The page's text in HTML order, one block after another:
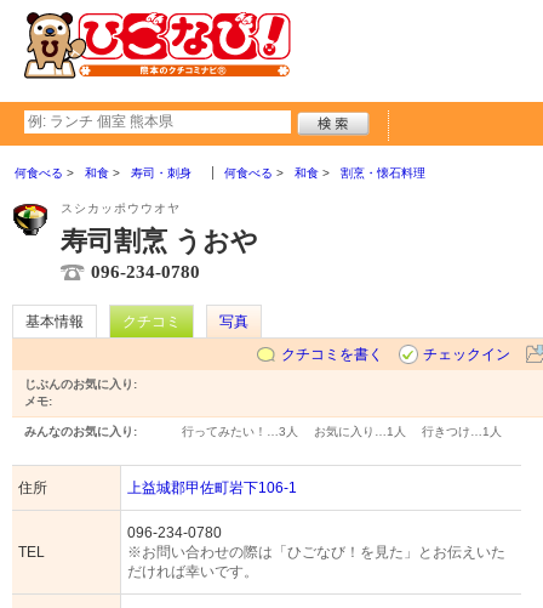
何食べる 和食 寿司・刺身 何食べる 和食 割烹・懐石料理
スシカッポウウオヤ
寿司割烹 うおや
096-234-0780
基本情報 クチコミ
写真
クチコミを書く
チェックイン
じぶんのお気に入り:
メモ:
みんなのお気に入り: 行ってみたい！… 3人 お気に入り… 1人 行きつけ… 1人
住所 上益城郡甲佐町岩下106-1
TEL
096-234-0780
※お問い合わせの際は「ひごなび！を見た」とお伝えいた
だければ幸いです。